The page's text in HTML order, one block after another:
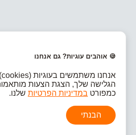
🍪 אוהבים עוגיות? גם אנחנו
אנחנו משתמשים בעוגיות (cookies) לשיפור חוויית
הגלישה שלך, הצגת הצעות
כמפורט במדיניות הפרטיות שלנו.
הבנתי